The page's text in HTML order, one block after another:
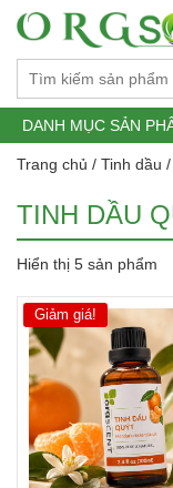
DANH MỤC SẢN
Trang chủ / Tinh dầu /
TINH DẦU
Hiển thị 5 sản phẩm
Giảm giá!